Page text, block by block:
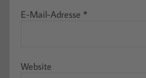
E-Mail-Adresse *
Website